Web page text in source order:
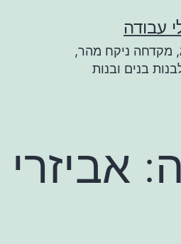
עבודה
מקדחה ניקח מהר,
בנים ובנות
אביזרי